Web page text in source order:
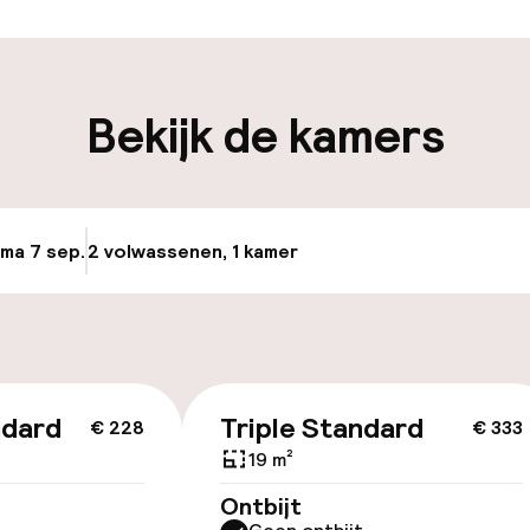
Bekijk de kamers
7 sep.2 volwassenen, 1 kamer
€ 228 € 333
Triple Standard
19 m²
Ontbijt